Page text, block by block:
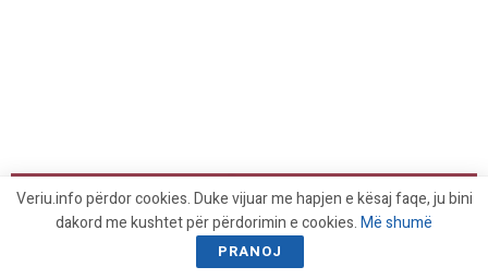
Veriu.info përdor cookies. Duke vijuar me hapjen e kësaj faqe, ju bini
dakord me kushtet për përdorimin e cookies.Më shumë
PRANOJ